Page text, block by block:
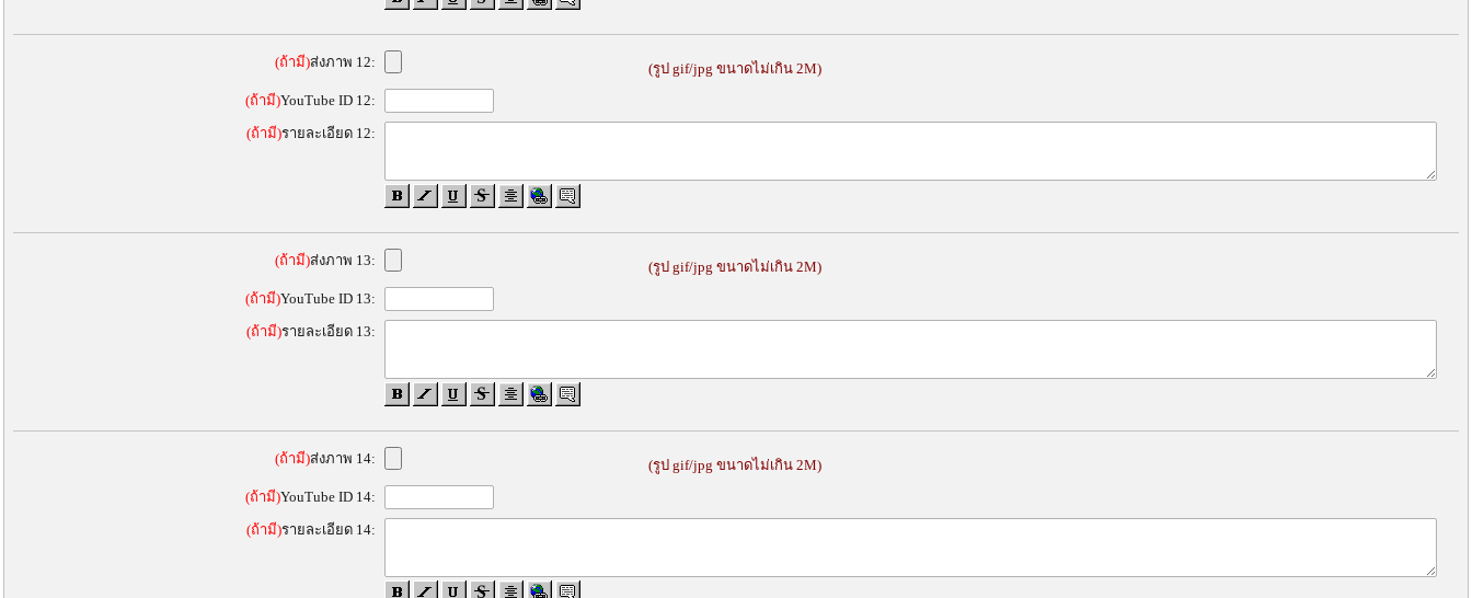
(ถ้ามี)ส่งภาพ 12:
(รูป gif/jpg ขนาดไม่เกิน 2M)
(ถ้ามี)YouTube ID 12:
(ถ้ามี)รายละเอียด 12:
(ถ้ามี)ส่งภาพ 13:
(รูป gif/jpg ขนาดไม่เกิน 2M)
(ถ้ามี)YouTube ID 13:
(ถ้ามี)รายละเอียด 13:
(ถ้ามี)ส่งภาพ 14:
(รูป gif/jpg ขนาดไม่เกิน 2M)
(ถ้ามี)YouTube ID 14:
(ถ้ามี)รายละเอียด 14: